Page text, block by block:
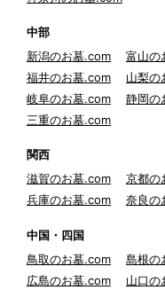
中部
新潟のお墓.com
富山の
福井のお墓.com
山梨の
岐阜のお墓.com
静岡の
三重のお墓.com
関西
滋賀のお墓.com
京都の
兵庫のお墓.com
奈良の
中国・四国
鳥取のお墓.com
島根の
広島のお墓.com
山口の